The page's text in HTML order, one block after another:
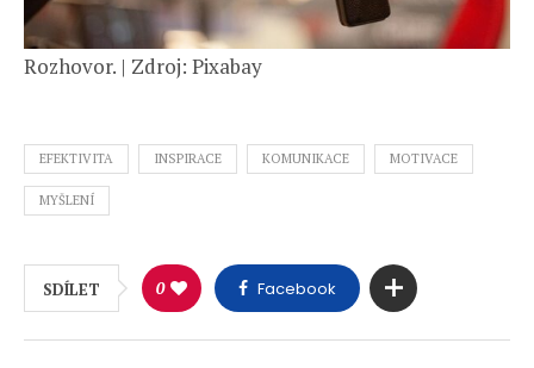
Rozhovor. | Zdroj: Pixabay
EFEKTIVITA INSPIRACE KOMUNIKACE MOTIVACE
MYŠLENÍ
SDÍLET 0 Facebook